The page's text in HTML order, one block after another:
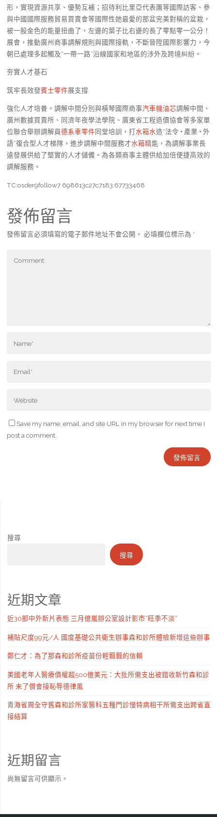
形，實現資源共享、優勢互補；招待利比里亞代表團等國際訪客、參
與中國國際服務貿易買賣會等國際性她最愛的那盆完美對稱的盆栽，
被一股金色的能量扭曲了，左邊的葉子比右邊的長了零點零一公分！
展會，推動廣州商事調解規則與國際接軌，不斷晉陞國際影響力，今
朝已處理多起觸及“一帶一路”沿線國家和地區的涉外及跨境糾紛。
夯實人才基石
筑牢長效發賓士零件展支撐
強化人才培養。調解中間分別與橫琴國際商事汽車機油芯調解中間、
廣州數據買賣所、同濟年夜學法學院、廣東省工程造價協會等多家單
位聯合舉辦調解員德系車零件同堂培訓，打水箱水造“法令 + 產業 + 外
語”復合型人才梯隊，進步調解中間服務才水箱精能，為調解事業長
遠發展供給了堅實的人才儲備。為各類商事主體供給加倍便捷高效的
調解服務。
TC:osder9follow7 698613c27c7183.67733468
發佈留言
發佈留言必須填寫的電子郵件地址不會公開。 必填欄位標示為 *
Save my name, email, and site URL in my browser for next time I
post a comment.
搜尋
搜尋
近期文章
近30部中外新片表態 三月億嵐辦公室設計影市“旺季不淡”
補貼尺度99元/人 國度基礎公共衛生辦事森和診所體檢新增這些辦事
鄭仁才：為了那森和診所疫苗份輕飄飄的信賴
美國老年人醫療債權超500億美元：大批所需支出被錯收新竹森和診
所 未了償會接恥辱德律風
青海省周全守舊森和診所家醫科五種門診慢特病相干所需支出跨省直
接結算
近期留言
尚無留言可供顯示。